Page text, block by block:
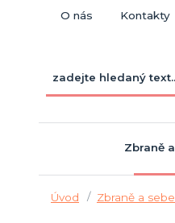
O nás Kontakty
Zbraně
Úvod Zbraně a